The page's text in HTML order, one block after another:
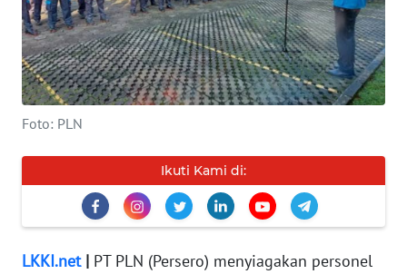
Foto: PLN
Ikuti Kami di:
LKKI.net| PT PLN (Persero) menyiagakan personel
KONTAK
KAMI
INFO
IKLAN
TENTANG
PEDOMAN
SIBER